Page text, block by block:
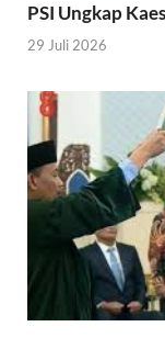
PSI Ungkap
29 Juli 2026